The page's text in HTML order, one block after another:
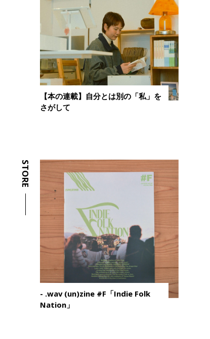
【本の連載】自分とは別の「私」を
さがして
STORE
- .wav (un)zine #F「Indie Folk
Nation」